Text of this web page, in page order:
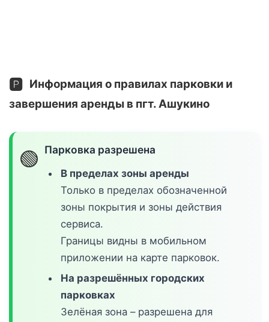
🅿️ Информация о правилах парковки и
завершения аренды в пгт. Ашукино
🟢 Парковка разрешена
В пределах зоны аренды
Только в пределах обозначенной
зоны покрытия и зоны действия
сервиса.
Границы видны в мобильном
приложении на карте парковок.
На разрешённых городских
парковках
Зелёная зона – разрешена для